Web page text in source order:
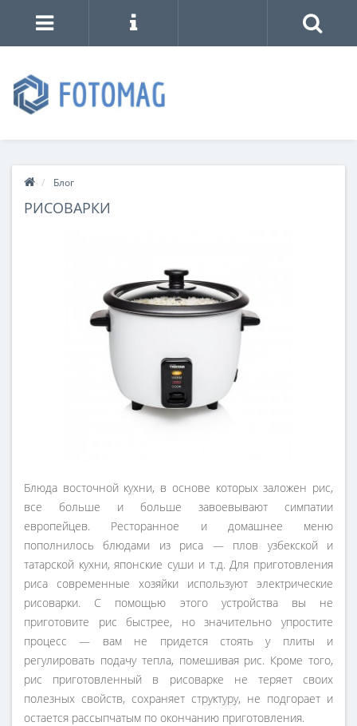
Блог
РИСОВАРКИ
Блюда восточной кухни, в основе которых заложен рис,
все больше и больше завоевывают симпатии
европейцев. Ресторанное и домашнее меню
пополнилось блюдами из риса — плов узбекской и
татарской кухни, японские суши и т.д. Для приготовления
риса современные хозяйки используют электрические
рисоварки. С помощью этого устройства вы не
приготовите рис быстрее, но значительно упростите
процесс — вам не придется стоять у плиты и
регулировать подачу тепла, помешивая рис. Кроме того,
рис приготовленный в рисоварке не теряет своих
полезных свойств, сохраняет структуру, не подгорает и
остается рассыпчатым по окончанию приготовления.